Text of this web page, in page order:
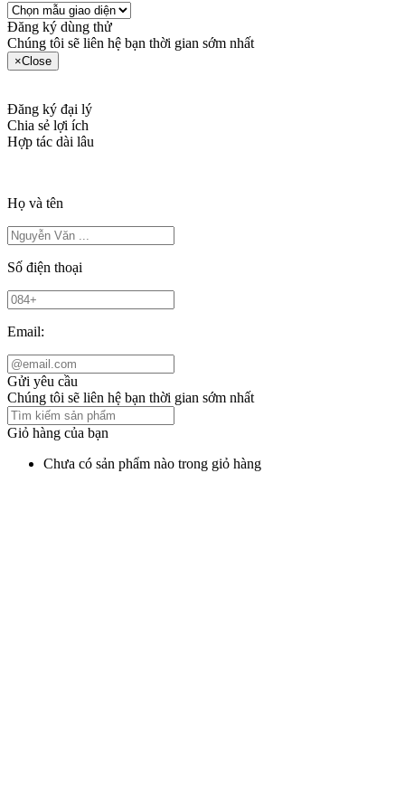
Đăng ký dùng thử
Chúng tôi sẽ liên hệ bạn thời gian sớm nhất
×Close
Đăng ký đại lý
Chia sẻ lợi ích
Hợp tác dài lâu
Họ và tên
Số điện thoại
Email:
Gửi yêu cầu
Chúng tôi sẽ liên hệ bạn thời gian sớm nhất
Giỏ hàng của bạn
Chưa có sản phẩm nào trong giỏ hàng